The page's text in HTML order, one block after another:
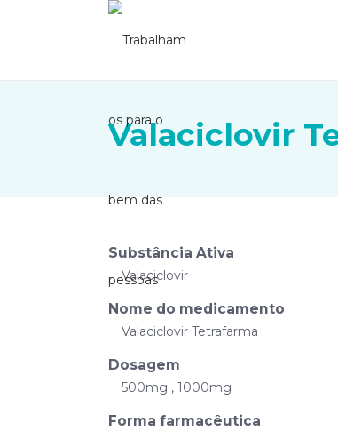
Valaciclovir
Substância Ativa
Valaciclovir
Nome do medicamento
Valaciclovir Tetrafarma
Dosagem
500mg , 1000mg
Forma farmacêutica